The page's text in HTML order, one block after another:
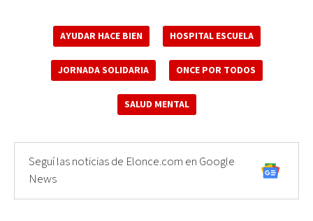
AYUDAR HACE BIEN HOSPITAL ESCUELA
JORNADA SOLIDARIA ONCE POR TODOS
SALUD MENTAL
Seguí las noticias de Elonce.com en Google
News